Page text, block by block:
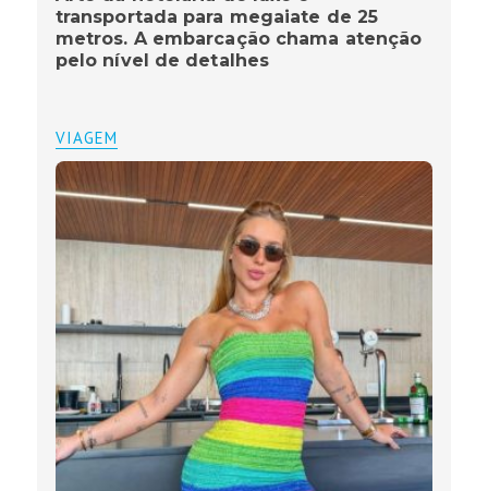
transportada para megaiate de 25
metros. A embarcação chama atenção
pelo nível de detalhes
VIAGEM